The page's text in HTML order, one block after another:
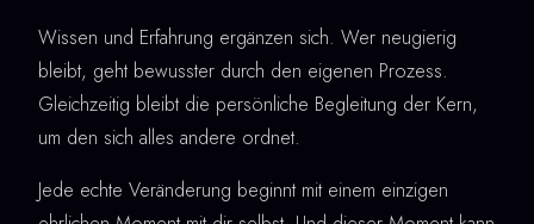
Wissen und Erfahrung ergänzen sich. Wer neugierig
bleibt, geht bewusster durch den eigenen Prozess.
Gleichzeitig bleibt die persönliche Begleitung der Kern,
um den sich alles andere ordnet.
Jede echte Veränderung beginnt mit einem einzigen